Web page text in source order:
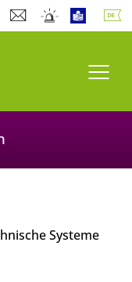
Systeme